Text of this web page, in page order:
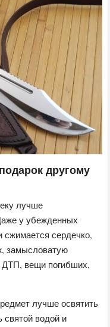
другому
лучше
у убежденных
сжимается сердечко,
замысловатую
ДТП, вещи погибших,
лучше освятить
святой водой и